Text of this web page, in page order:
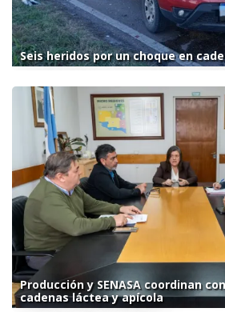
Seis heridos por un choque en
Producción y SENASA coordinan
cadenas láctea y apícola